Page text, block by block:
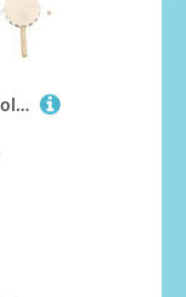
WEKAMOS 4 Stück Teiliges Holz Schütteltrommel DIY Trommel Handbemalt Musikinstrument Kreativspielzeug Pädagogisch Fördernd